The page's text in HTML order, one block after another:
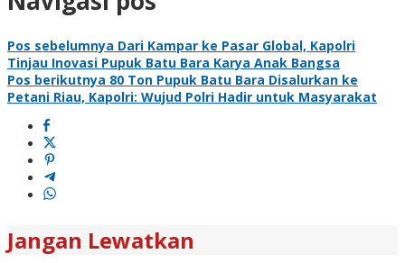
Pos sebelumnya Dari Kampar ke Pasar Global, Kapolri
Tinjau Inovasi Pupuk Batu Bara Karya Anak Bangsa
Pos berikutnya 80 Ton Pupuk Batu Bara Disalurkan ke
Petani Riau, Kapolri: Wujud Polri Hadir untuk Masyarakat
Jangan Lewatkan